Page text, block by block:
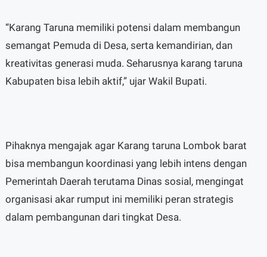
“Karang Taruna memiliki potensi dalam membangun
semangat Pemuda di Desa, serta kemandirian, dan
kreativitas generasi muda. Seharusnya karang taruna
Kabupaten bisa lebih aktif,” ujar Wakil Bupati.
Pihaknya mengajak agar Karang taruna Lombok barat
bisa membangun koordinasi yang lebih intens dengan
Pemerintah Daerah terutama Dinas sosial, mengingat
organisasi akar rumput ini memiliki peran strategis
dalam pembangunan dari tingkat Desa.